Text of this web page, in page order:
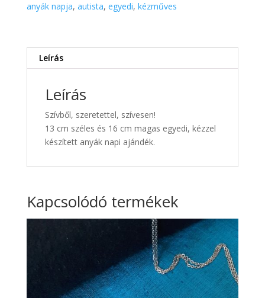
anyák napja, autista, egyedi, kézműves
Leírás
Leírás
Szívből, szeretettel, szívesen!
13 cm széles és 16 cm magas egyedi, kézzel
készített anyák napi ajándék.
Kapcsolódó termékek